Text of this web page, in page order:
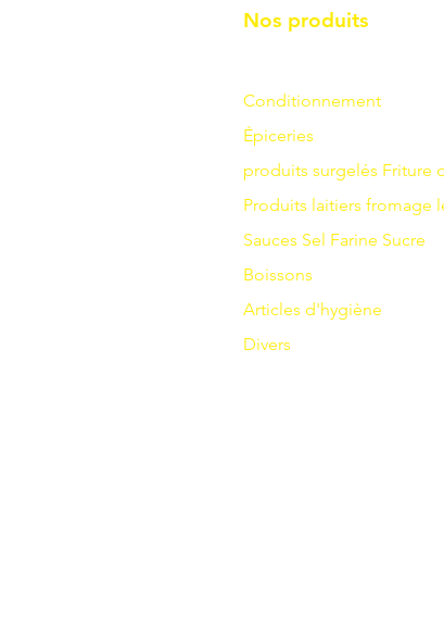
Nos produits
Conditionnement
Épiceries
produits surgelés Friture
Produits laitiers fromage
Sauces Sel Farine Sucre
Boissons
Articles d'hygiène
Divers